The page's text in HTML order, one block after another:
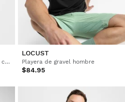
Camiseta holgada manga corta cicloturismo hombre
LOCUST
Playera de gravel hombre
$84.95